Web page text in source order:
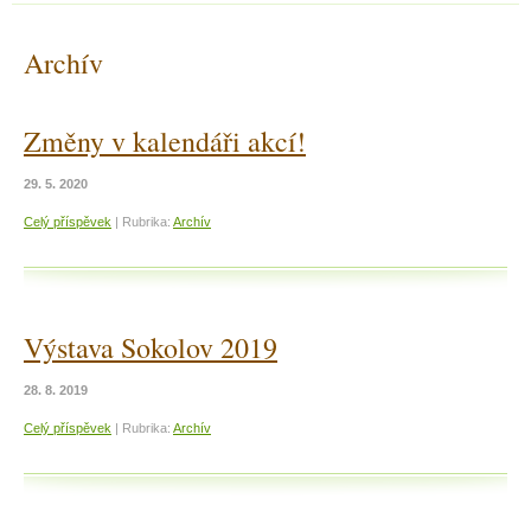
Archív
Změny v kalendáři akcí!
29. 5. 2020
Celý příspěvek | Rubrika: Archív
Výstava Sokolov 2019
28. 8. 2019
Celý příspěvek | Rubrika: Archív